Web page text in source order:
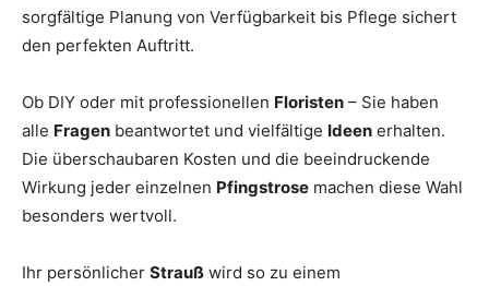
sorgfältige Planung von Verfügbarkeit bis Pflege sichert
den perfekten Auftritt.
Ob DIY oder mit professionellen Floristen – Sie haben
alle Fragen beantwortet und vielfältige Ideen erhalten.
Die überschaubaren Kosten und die beeindruckende
Wirkung jeder einzelnen Pfingstrose machen diese Wahl
besonders wertvoll.
Ihr persönlicher Strauß wird so zu einem